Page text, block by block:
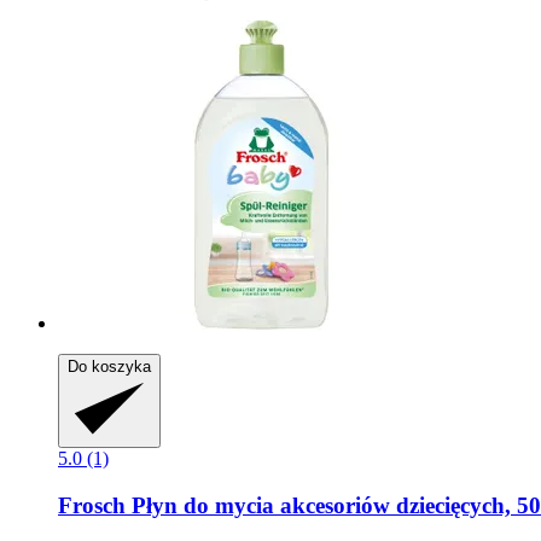
Do koszyka
5.0 (1)
Frosch Płyn do mycia akcesoriów dziecięcych,